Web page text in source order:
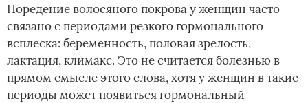
Поредение волосяного покрова у женщин часто
связано с периодами резкого гормонального
всплеска: беременность, половая зрелость,
лактация, климакс. Это не считается болезнью в
прямом смысле этого слова, хотя у женщин в такие
периоды может появиться гормональный